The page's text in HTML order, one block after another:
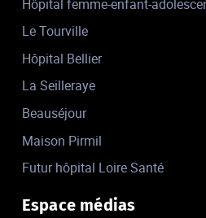
Hôpital femme-enfant-
Le Tourville
Hôpital Bellier
La Seilleraye
Beauséjour
Maison Pirmil
Futur hôpital Loire Santé
Espace médias